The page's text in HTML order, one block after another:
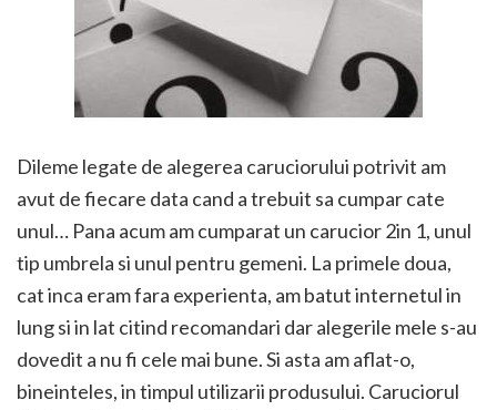
Dileme legate de alegerea caruciorului potrivit am
avut de fiecare data cand a trebuit sa cumpar cate
unul… Pana acum am cumparat un carucior 2in 1, unul
tip umbrela si unul pentru gemeni. La primele doua,
cat inca eram fara experienta, am batut internetul in
lung si in lat citind recomandari dar alegerile mele s-au
dovedit a nu fi cele mai bune. Si asta am aflat-o,
bineinteles, in timpul utilizarii produsului. Caruciorul